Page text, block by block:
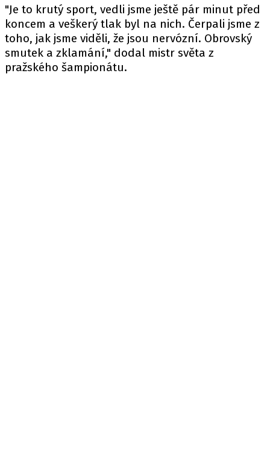
"Je to krutý sport, vedli jsme ještě pár minut před
koncem a veškerý tlak byl na nich. Čerpali jsme z
toho, jak jsme viděli, že jsou nervózní. Obrovský
smutek a zklamání," dodal mistr světa z
pražského šampionátu.